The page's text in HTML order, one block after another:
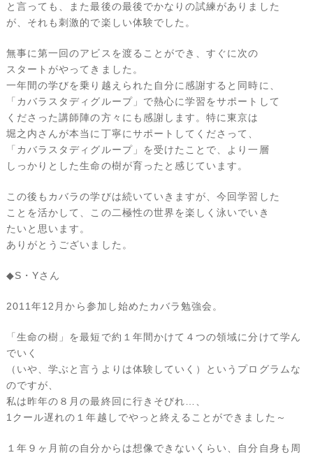
と言っても、また最後の最後でかなりの試練がありました
が、それも刺激的で楽しい体験でした。
無事に第一回のアビスを渡ることができ、すぐに次の
スタートがやってきました。
一年間の学びを乗り越えられた自分に感謝すると同時に、
「カバラスタディグループ」で熱心に学習をサポートして
くださった講師陣の方々にも感謝します。特に東京は
堀之内さんが本当に丁寧にサポートしてくださって、
「カバラスタディグループ」を受けたことで、より一層
しっかりとした生命の樹が育ったと感じています。
この後もカバラの学びは続いていきますが、今回学習した
ことを活かして、この二極性の世界を楽しく泳いでいき
たいと思います。
ありがとうございました。
◆S・Yさん
2011年12月から参加し始めたカバラ勉強会。
「生命の樹」を最短で約１年間かけて４つの領域に分けて学ん
でいく
（いや、学ぶと言うよりは体験していく）というプログラムな
のですが、
私は昨年の８月の最終回に行きそびれ…、
1クール遅れの１年越しでやっと終えることができました～
１年９ヶ月前の自分からは想像できないくらい、自分自身も周